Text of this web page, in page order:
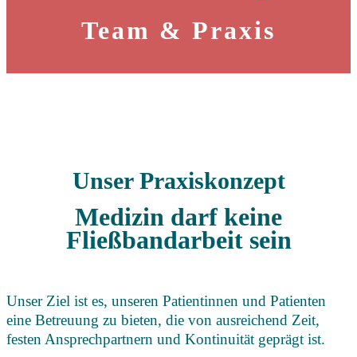
Team & Praxis
Unser Praxiskonzept
Medizin darf keine
Fließbandarbeit sein
Unser Ziel ist es, unseren Patientinnen und Patienten
eine Betreuung zu bieten, die von ausreichend Zeit,
festen Ansprechpartnern und Kontinuität geprägt ist.